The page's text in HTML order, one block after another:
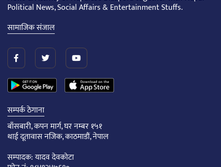
Political News, Social Affairs & Entertainment Stuffs.
सामाजिक संजाल
सम्पर्क ठेगाना
बाँसबारी, कपन मार्ग, घर नम्बर १५१
थाई दूतावास नजिक, काठमाडौं, नेपाल
सम्पादक: यादव देवकोटा